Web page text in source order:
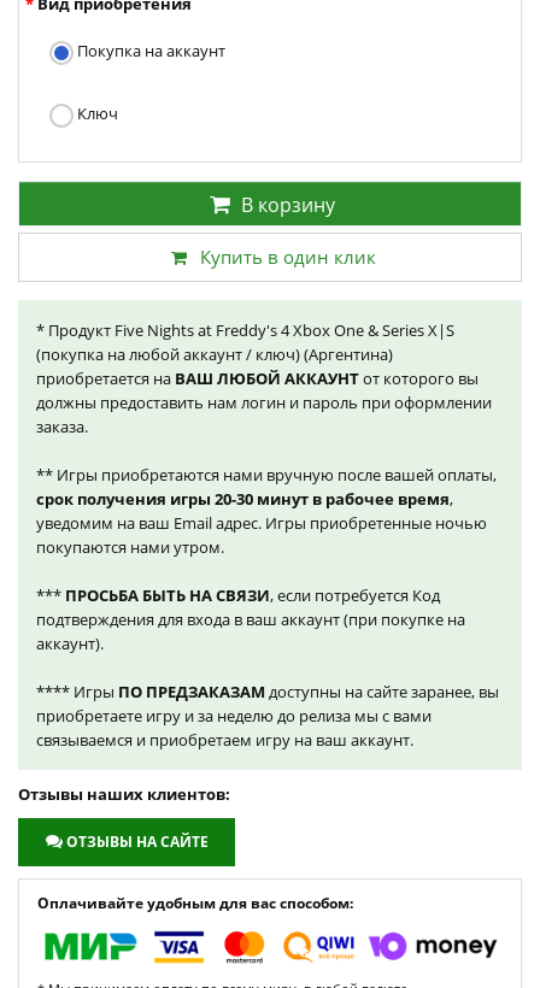
Покупка на аккаунт
Ключ
В корзину
Купить в один клик
* Продукт Five Nights at Freddy's 4 Xbox One & Series X|S
(покупка на любой аккаунт / ключ) (Аргентина)
приобретается на ВАШ ЛЮБОЙ АККАУНТот которого вы
должны предоставить нам логин и пароль при оформлении
заказа.
** Игры приобретаются нами вручную после вашей оплаты,
срок получения игры 20-30 минут в рабочее время,
уведомим на ваш Email адрес. Игры приобретенные ночью
покупаются нами утром.
*** ПРОСЬБА БЫТЬ НА СВЯЗИ, если потребуется Код
подтверждения для входа в ваш аккаунт (при покупке на
аккаунт).
**** Игры ПО ПРЕДЗАКАЗАМ доступны на сайте заранее, вы
приобретаете игру и за неделю до релиза мы с вами
связываемся и приобретаем игру на ваш аккаунт.
Отзывы наших клиентов:
ОТЗЫВЫ НА САЙТЕ
Оплачивайте удобным для вас способом: